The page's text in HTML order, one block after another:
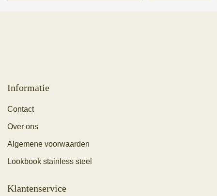
Informatie
Contact
Over ons
Algemene voorwaarden
Lookbook stainless steel
Klantenservice